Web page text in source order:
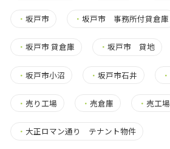
・ 坂戸市 ・坂戸市 事務所付貸倉庫
・ 坂戸市 貸倉庫 ・坂戸市 貸地
・ 坂戸市小沼 ・坂戸市石井 ・
・ 売り工場 ・ 売倉庫 ・ 売工場
・ 大正ロマン通り テナント物件